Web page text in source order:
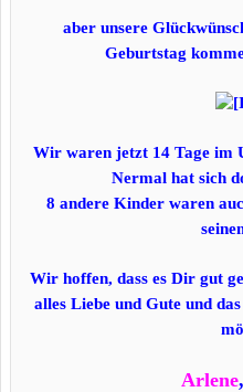
aber unsere
Geburtstag
Wir waren jetzt 14 Tage im
Nermal hat sich
8 andere Kinder waren
Wir hoffen, dass es Dir gut
alles Liebe und Gute und
Arlene,